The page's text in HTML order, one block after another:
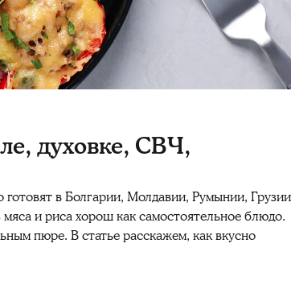
духовке, СВЧ,
в Болгарии, Молдавии, Румынии,
и риса хорош как самостоятельное блюдо.
пюре. В статье расскажем, как вкусно